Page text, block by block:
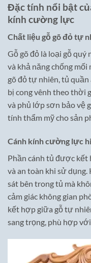
Đặc tính nổi bật
kính cường lực
Chất liệu gỗ gõ đỏ tự
Gỗ gõ đỏ là loại gỗ quý
và khả năng chống
gõ đỏ tự nhiên, tủ
bị cong vênh theo thời
và phủ lớp sơn bảo vệ
tính thẩm mỹ cho sản
Cánh kính cường lực
Phần cánh tủ được
và an toàn khi sử
sát bên trong tủ mà
cảm giác không gian
kết hợp giữa gỗ tự
sang trọng, phù hợp